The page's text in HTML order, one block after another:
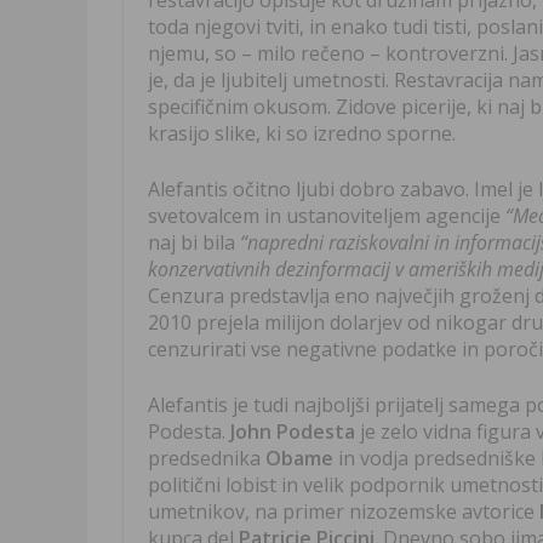
toda njegovi tviti, in enako tudi tisti, poslani
njemu, so – milo rečeno – kontroverzni.
je, da je ljubitelj umetnosti. Restavracija
specifičnim okusom. Zidove picerije, ki
krasijo slike, ki so izredno sporne.
Alefantis očitno ljubi dobro zabavo. Imel je
svetovalcem in ustanoviteljem agencije
naj bi bila “napredni raziskovalni in
konzervativnih dezinformacij v ameriških
Cenzura predstavlja eno največjih groženj
2010 prejela milijon dolarjev od nikogar
cenzurirati vse negativne podatke in
Alefantis je tudi najboljši prijatelj samega
Podesta. John Podesta je zelo vidna figura
predsednika Obame in vodja predsedniške
politični lobist in velik podpornik
umetnikov, na primer nizozemske avtorice